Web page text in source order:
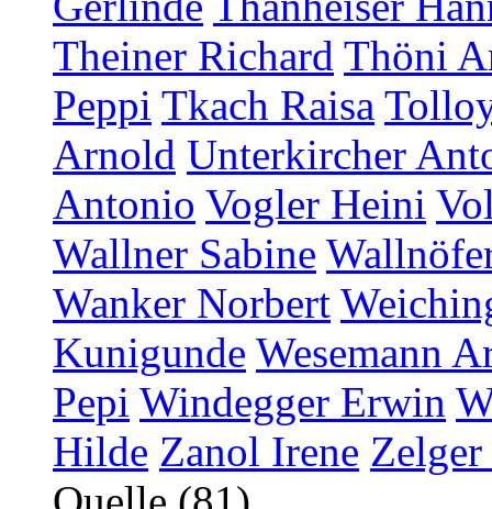
Theiner Richard Thöni
Peppi Tkach Raisa
Arnold Unterkircher
Antonio Vogler Heini
Wallner Sabine
Wanker Norbert
Kunigunde Wesemann
Pepi Windegger Erwin
Hilde Zanol Irene Zelger